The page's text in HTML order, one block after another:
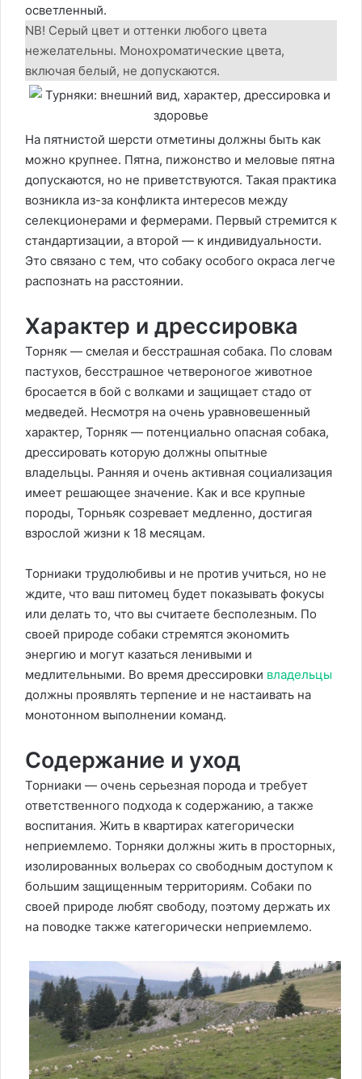
осветленный.
NB! Серый цвет и оттенки любого цвета
нежелательны. Монохроматические цвета,
включая белый, не допускаются.
На пятнистой шерсти отметины должны быть как
можно крупнее. Пятна, пижонство и меловые пятна
допускаются, но не приветствуются. Такая практика
возникла из-за конфликта интересов между
селекционерами и фермерами. Первый стремится к
стандартизации, а второй — к индивидуальности.
Это связано с тем, что собаку особого окраса легче
распознать на расстоянии.
Характер и дрессировка
Торняк — смелая и бесстрашная собака. По словам
пастухов, бесстрашное четвероногое животное
бросается в бой с волками и защищает стадо от
медведей. Несмотря на очень уравновешенный
характер, Торняк — потенциально опасная собака,
дрессировать которую должны опытные
владельцы. Ранняя и очень активная социализация
имеет решающее значение. Как и все крупные
породы, Торньяк созревает медленно, достигая
взрослой жизни к 18 месяцам.
Торниаки трудолюбивы и не против учиться, но не
ждите, что ваш питомец будет показывать фокусы
или делать то, что вы считаете бесполезным. По
своей природе собаки стремятся экономить
энергию и могут казаться ленивыми и
медлительными. Во время дрессировки владельцы
должны проявлять терпение и не настаивать на
монотонном выполнении команд.
Содержание и уход
Торниаки — очень серьезная порода и требует
ответственного подхода к содержанию, а также
воспитания. Жить в квартирах категорически
неприемлемо. Торняки должны жить в просторных,
изолированных вольерах со свободным доступом к
большим защищенным территориям. Собаки по
своей природе любят свободу, поэтому держать их
на поводке также категорически неприемлемо.